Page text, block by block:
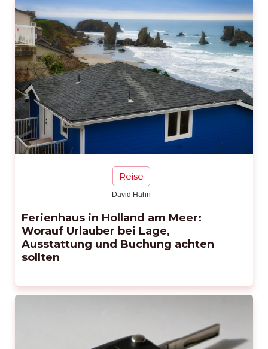
Reise
David Hahn
Ferienhaus in Holland am Meer:
Worauf Urlauber bei Lage,
Ausstattung und Buchung achten
sollten